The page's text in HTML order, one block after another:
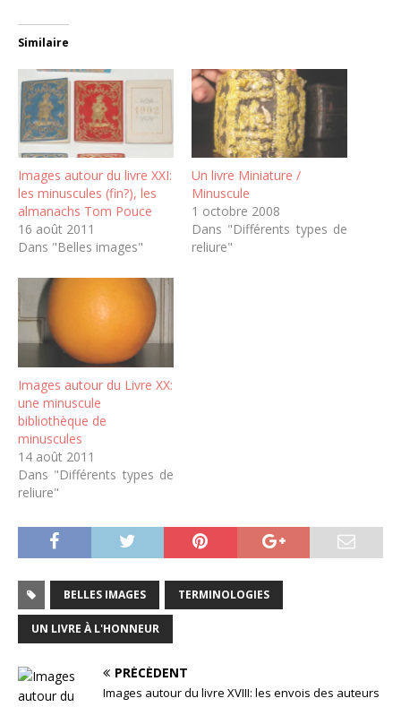
Similaire
Images autour du livre XXI:
les minuscules (fin?), les
almanachs Tom Pouce
16 août 2011
Dans "Belles images"
Un livre Miniature /
Minuscule
1 octobre 2008
Dans "Différents types de
reliure"
Images autour du Livre XX:
une minuscule
bibliothèque de
minuscules
14 août 2011
Dans "Différents types de
reliure"
BELLES IMAGES TERMINOLOGIES
UN LIVRE À L'HONNEUR
PRÉCÉDENT
Images autour du livre XVIII: les envois des auteurs